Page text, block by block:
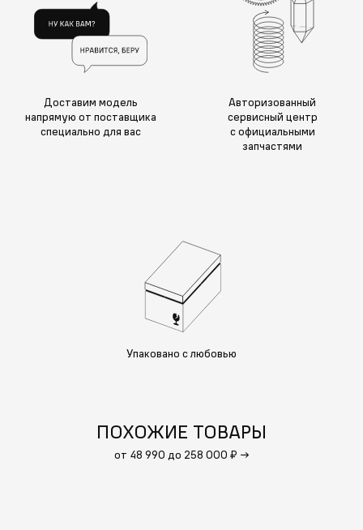
Доставим модель
напрямую от поставщика
специально для вас
Авторизованный
сервисный центр
с официальными
запчастями
Упаковано с любовью
ПОХОЖИЕ ТОВАРЫ
от 48 990 до 258 000 ₽ →